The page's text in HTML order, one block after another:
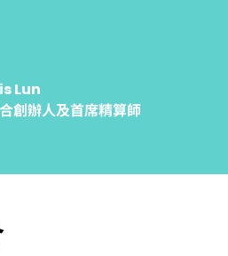
Lun
創辦人及首席精算師